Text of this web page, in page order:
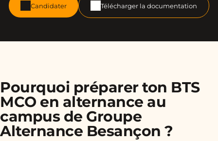
Candidater Télécharger la documentation
Pourquoi préparer ton BTS
MCO en alternance au
campus de Groupe
Alternance Besançon ?